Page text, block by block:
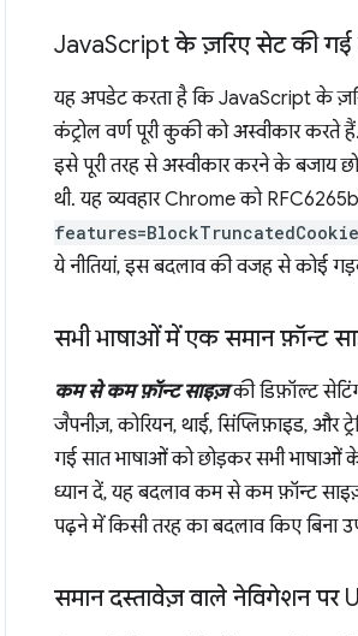
JavaScript के ज़रिए सेट की गई
यह अपडेट करता है कि JavaScript के
कंट्रोल वर्ण पूरी कुकी को अस्वीकार
इसे पूरी तरह से अस्वीकार करने के बजाय
थी. यह व्यवहार Chrome को
ये नीतियां, इस बदलाव की वजह से कोई
सभी भाषाओं में एक समान फ़ॉन्ट
कम से कम फ़ॉन्ट साइज़की डिफ़ॉल्ट
जैपनीज़, कोरियन, थाई, सिंप्लिफ़ाइड,
गई सात भाषाओं को छोड़कर सभी भाषाओं
ध्यान दें, यह बदलाव कम से कम फ़ॉन्ट
पढ़ने में किसी तरह का बदलाव किए बिना
समान दस्तावेज़ वाले नेविगेशन पर